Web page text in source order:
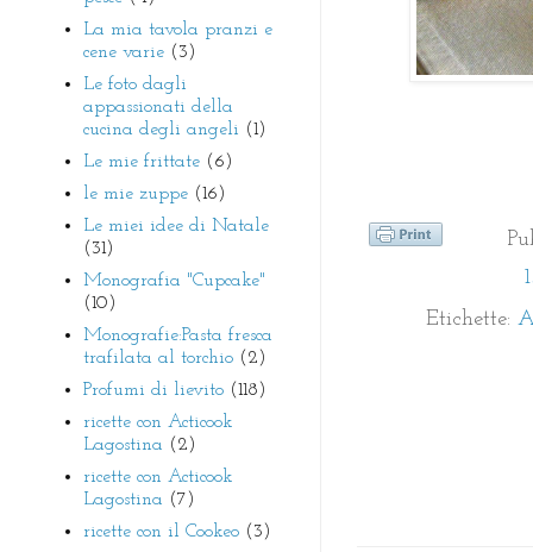
Etichette:
La mia tavola pranzi e
cene varie (3)
Le foto dagli
appassionati della
cucina degli angeli (1)
Le mie frittate (6)
le mie zuppe (16)
Le miei idee di Natale
(31)
Monografia "Cupcake"
(10)
Monografie:Pasta fresca
trafilata al torchio (2)
Profumi di lievito (118)
ricette con Acticook
Lagostina (2)
ricette con Acticook
Lagostina (7)
ricette con il Cookeo (3)